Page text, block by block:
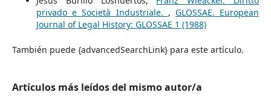
privado e Società Industriale. , GLOSSAE. European
Journal of Legal History: GLOSSAE 1 (1988)
También puede {advancedSearchLink} para este artículo.
Artículos más leídos del mismo autor/a